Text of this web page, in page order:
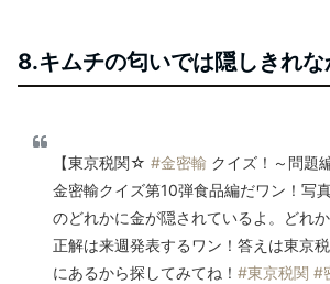
8.キムチの匂いでは隠しきれ
【東京税関☆ #金密輸 クイズ！～問題
金密輸クイズ第10弾食品編だワン！
のどれかに金が隠されているよ。どれ
正解は来週発表するワン！答えは東京
にあるから探してみてね！ #東京税関 #